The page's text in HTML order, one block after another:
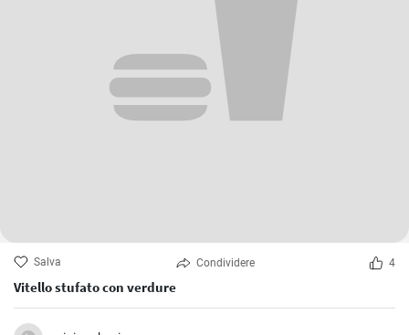
Salva Condividere 4
Vitello stufato con verdure